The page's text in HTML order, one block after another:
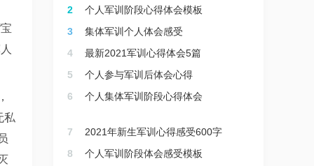
私
2
个人军训阶段心得体会模板
3
集体军训个人体会感受
4
最新2021军训心得体会5篇
5
个人参与军训后体会心得
6
个人集体军训阶段心得体会
7
2021年新生军训心得感受600字
8
个人军训阶段体会感受模板